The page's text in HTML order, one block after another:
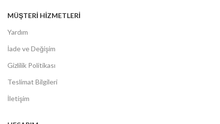
MÜŞTERİ HİZMETLERİ
Yardım
İade ve Değişim
Gizlilik Politikası
Teslimat Bilgileri
İletişim